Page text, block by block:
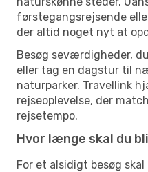
førstegangsrejsende
der altid noget nyt at
Besøg seværdigheder,
eller tag en dagstur til
naturparker. Travellink
rejseoplevelse, der
rejsetempo.
Hvor længe skal du
For et alsidigt besøg